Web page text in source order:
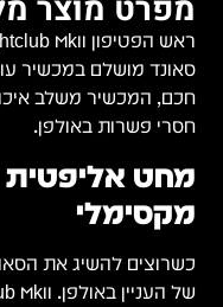
מפרט מוצר
סאונד מושלם במכשיר
חכם, המכשיר משלב
חסרי פשרות באולפן.
מחט אליפטית
מקסימלי
כשרוצים להשיג את